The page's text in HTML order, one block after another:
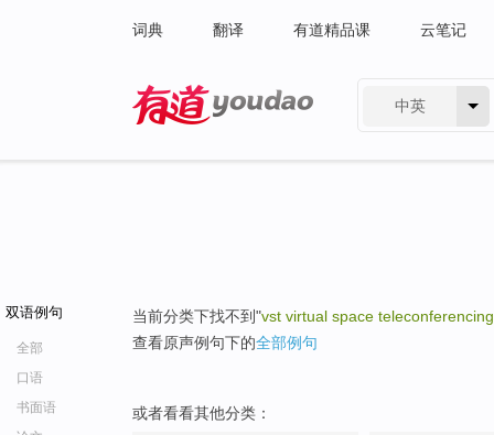
词典 翻译 有道精品课 云笔记
中英
双语例句
全部
口语
书面语
当前分类下找不到"vst virtual space teleconferencing
查看原声例句下的全部例句
或者看看其他分类：